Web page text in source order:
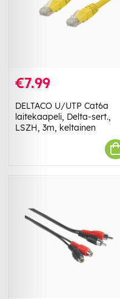
€7.99
DELTACO U/UTP Cat6a
laitekaapeli, Delta-sert.,
LSZH, 3m, keltainen